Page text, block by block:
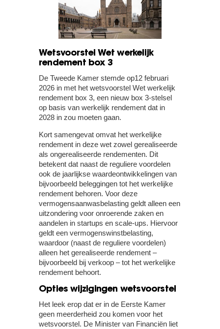
Wetsvoorstel Wet werkelijk
rendement box 3
De Tweede Kamer stemde op12 februari
2026 in met het wetsvoorstel Wet werkelijk
rendement box 3, een nieuw box 3-stelsel
op basis van werkelijk rendement dat in
2028 in zou moeten gaan.
Kort samengevat omvat het werkelijke
rendement in deze wet zowel gerealiseerde
als ongerealiseerde rendementen. Dit
betekent dat naast de reguliere voordelen
ook de jaarlijkse waardeontwikkelingen van
bijvoorbeeld beleggingen tot het werkelijke
rendement behoren. Voor deze
vermogensaanwasbelasting geldt alleen een
uitzondering voor onroerende zaken en
aandelen in startups en scale-ups. Hiervoor
geldt een vermogenswinstbelasting,
waardoor (naast de reguliere voordelen)
alleen het gerealiseerde rendement –
bijvoorbeeld bij verkoop – tot het werkelijke
rendement behoort.
Opties wijzigingen wetsvoorstel
Het leek erop dat er in de Eerste Kamer
geen meerderheid zou komen voor het
wetsvoorstel. De Minister van Financiën liet